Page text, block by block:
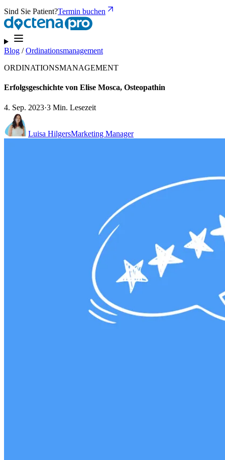
Sind Sie Patient?Termin buchen
Blog /Ordinationsmanagement
ORDINATIONSMANAGEMENT
Erfolgsgeschichte von Elise Mosca, Osteopathin
4. Sep. 2023·3 Min. Lesezeit
Luisa HilgersMarketing Manager